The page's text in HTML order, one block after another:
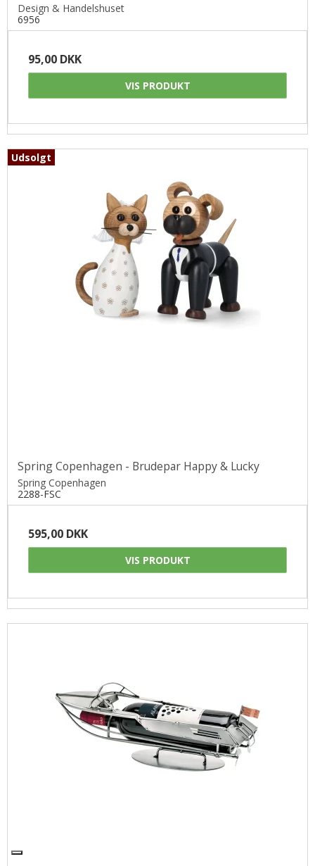
Design & Handelshuset
6956
95,00 DKK
VIS PRODUKT
Udsolgt
Spring Copenhagen - Brudepar Happy & Lucky
Spring Copenhagen
2288-FSC
595,00 DKK
VIS PRODUKT